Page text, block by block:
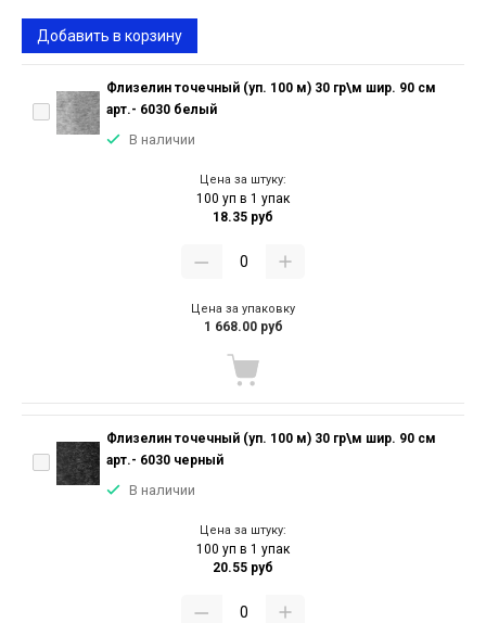
Добавить в корзину
Флизелин точечный (уп. 100 м) 30 гр\м шир. 90 см
арт.- 6030 белый
В наличии
Цена за штуку:
100 уп в 1 упак
18.35 руб
Цена за упаковку
1 668.00 руб
Флизелин точечный (уп. 100 м) 30 гр\м шир. 90 см
арт.- 6030 черный
В наличии
Цена за штуку:
100 уп в 1 упак
20.55 руб